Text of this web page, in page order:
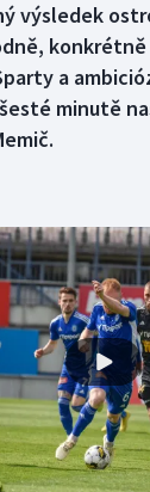
výsledek
konkrétně
a
minutě